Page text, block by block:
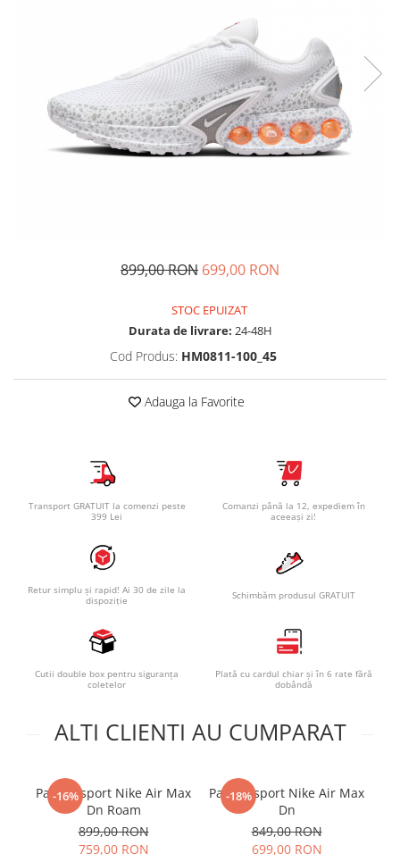
Geci si veste copii
Pantaloni scurti Copii
Accesorii
Ingrijire incaltaminte
899,00 RON 699,00 RON
STOC EPUIZAT
Durata de livrare: 24-48H
Cod Produs: HM0811-100_45
Adauga la Favorite
Transport GRATUIT la comenzi peste
399 Lei
Comanzi până la 12, expediem în
aceeași zi!
Retur simplu și rapid! Ai 30 de zile la
dispoziție
Schimbăm produsul GRATUIT
Cutii double box pentru siguranța
coletelor
Plată cu cardul chiar și în 6 rate fără
dobândă
ALTI CLIENTI AU CUMPARAT
-16%
Pantofi sport Nike Air Max
Dn Roam
899,00 RON
759,00 RON
-18%
Pantofi sport Nike Air Max
Dn
849,00 RON
699,00 RON